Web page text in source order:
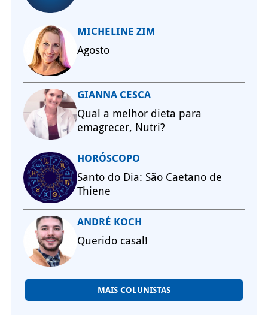
MICHELINE ZIM
Agosto
GIANNA CESCA
Qual a melhor dieta para
emagrecer, Nutri?
HORÓSCOPO
Santo do Dia: São Caetano de
Thiene
ANDRÉ KOCH
Querido casal!
MAIS COLUNISTAS